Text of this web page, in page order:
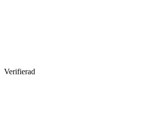
Verifierad